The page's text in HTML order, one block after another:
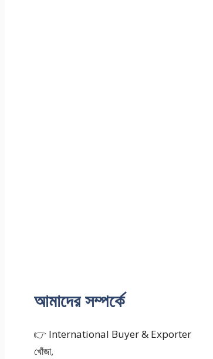
আমাদের সম্পর্কে
👉 International Buyer & Exporter
খোঁজা,